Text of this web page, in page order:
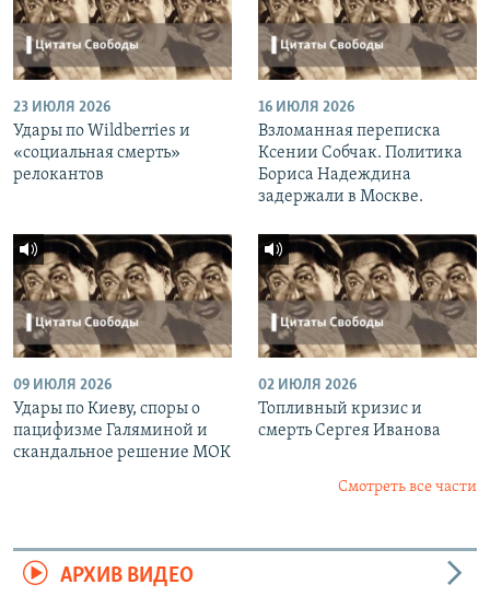
23 ИЮЛЯ 2026
Удары по Wildberries и
«социальная смерть»
релокантов
16 ИЮЛЯ 2026
Взломанная переписка
Ксении Собчак. Политика
Бориса Надеждина
задержали в Москве.
09 ИЮЛЯ 2026
Удары по Киеву, споры о
пацифизме Галяминой и
скандальное решение МОК
02 ИЮЛЯ 2026
Топливный кризис и
смерть Сергея Иванова
Смотреть все части
АРХИВ ВИДЕО